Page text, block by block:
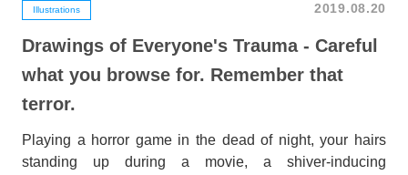
Illustrations 2019.08.20
Drawings of Everyone's Trauma - Careful
what you browse for. Remember that
terror.
Playing a horror game in the dead of night, your hairs
standing up during a movie, a shiver-inducing